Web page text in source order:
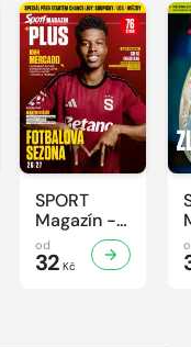
SPORT
Magazín -
30/2026
od
32 Kč